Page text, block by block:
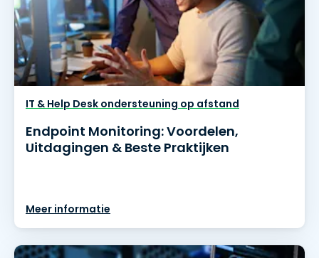
IT & Help Desk ondersteuning op afstand
Endpoint Monitoring: Voordelen,
Uitdagingen & Beste Praktijken
Meer informatie